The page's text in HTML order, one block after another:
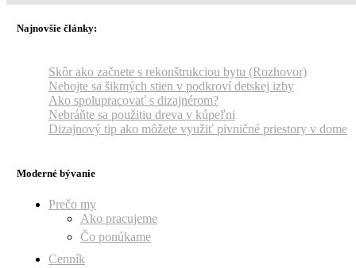
Najnovšie články:
Skôr ako začnete s rekonštrukciou bytu (Rozhovor)
Nebojte sa šikmých stien v podkroví detskej izby
Ako spolupracovať s dizajnérom?
Nebráňte sa použitiu dreva v kúpeľni
Dizajnový tip ako môžete využiť pivničné priestory v dome
Moderné bývanie
Prečo my
Ako pracujeme
Čo ponúkame
Cenník